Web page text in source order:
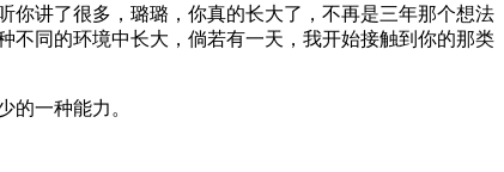
你讲了很多，璐璐，你真的长大了，不再是三年那个想法
不同的环境中长大，倘若有一天，我开始接触到你的那类
的一种能力。